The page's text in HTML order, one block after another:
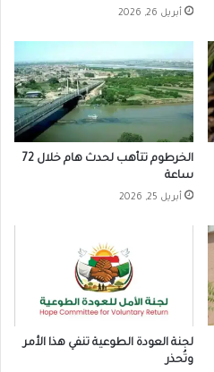
أبريل 26, 2026
الخرطوم تتأهب لحدث هام خلال 72
ساعة
أبريل 25, 2026
لجنة العودة الطوعية تنفي هذا الأمر
وتُحذر